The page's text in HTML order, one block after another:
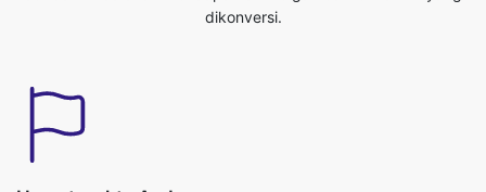
Hemat waktu Anda
Alat ini sangat berguna kita bisa menghemat waktu berharga
kita. Kita dapat mengkonversi dari jpg ke format jfif dengan